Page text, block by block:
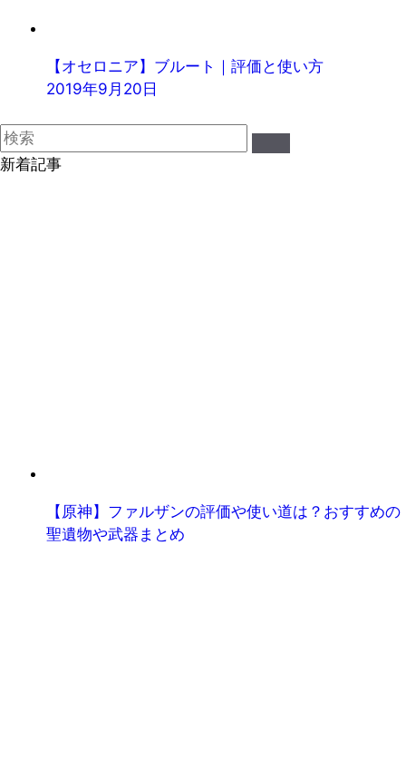
【オセロニア】ブルート｜評価と使い方
2019年9月20日
新着記事
【原神】ファルザンの評価や使い道は？おすすめの
聖遺物や武器まとめ